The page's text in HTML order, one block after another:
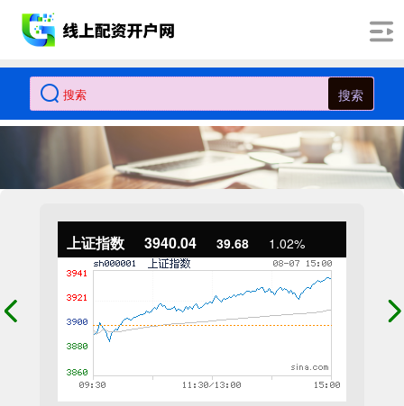
搜索
上证指数 3940.04 39.68 1.02%